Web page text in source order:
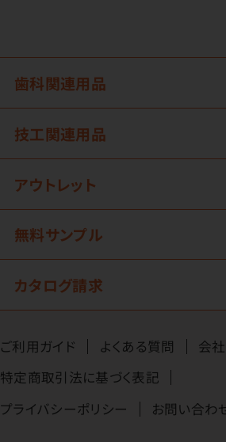
歯科関連用品
技工関連用品
アウトレット
無料サンプル
カタログ請求
ご利用ガイド よくある質問
会
特定商取引法に基づく表記
プライバシーポリシー
お問い合わ